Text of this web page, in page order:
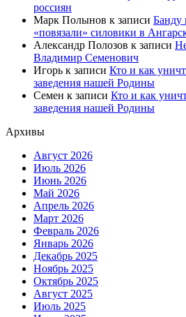
россиян
Марк Полынов к записи Банду
«повязали» силовики в
Александр Полозов к записи
Владимир Семенович
Игорь к записи Кто и как
заведения нашей Родины
Семен к записи Кто и как
заведения нашей Родины
Архивы
Август 2026
Июль 2026
Июнь 2026
Май 2026
Апрель 2026
Март 2026
Февраль 2026
Январь 2026
Декабрь 2025
Ноябрь 2025
Октябрь 2025
Август 2025
Июль 2025